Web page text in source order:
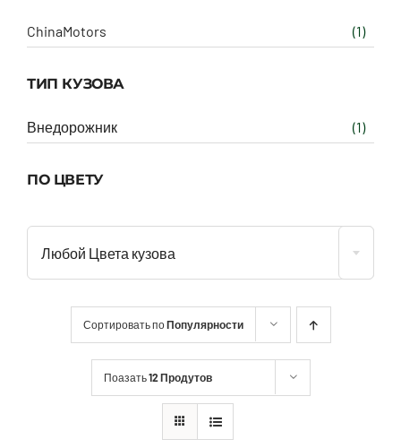
ChinaMotors (1)
ТИП КУЗОВА
Внедорожник (1)
ПО ЦВЕТУ
Любой Цвета кузова
Сортировать поПопулярности
Поазать12 Продутов